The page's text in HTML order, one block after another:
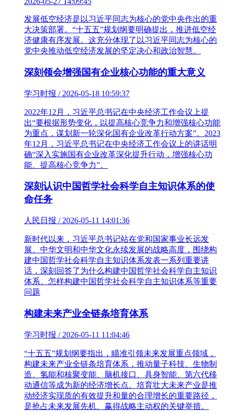
发展低空经济是以习近平同志为核心的党中央作出的重
大决策部署。“十五五”规划纲要明确提出，推进低空经
济健康有序发展。这充分体现了以习近平同志为核心的
党中央推动低空经济发展的坚定决心和政治智慧。
深刻领会增强国有企业核心功能的重大意义
学习时报 / 2026-05-18 10:59:37
2022年12月，习近平总书记在中央经济工作会议上提
出“要根据形势变化，以提高核心竞争力和增强核心功能
为重点，谋划新一轮深化国有企业改革行动方案”。2023
年12月，习近平总书记在中央经济工作会议上的讲话明
确“深入实施国有企业改革深化提升行动，增强核心功
能、提高核心竞争力”。
深刻认识中国哲学社会科学自主知识体系的使
命任务
人民日报 / 2026-05-11 14:01:36
新时代以来，习近平总书记站在党和国家事业长远发
展、中华文明和中华文化永续发展的战略高度，围绕构
建中国哲学社会科学自主知识体系发表一系列重要讲
话，深刻回答了为什么构建中国哲学社会科学自主知识
体系、怎样构建中国哲学社会科学自主知识体系等重要
问题
构建未来产业全链条培育体系
学习时报 / 2026-05-11 11:04:46
“十五五”规划纲要指出，瞄准引领未来发展重点领域，
构建未来产业全链条培育体系，推动量子科技、生物制
造、氢能和核聚变能、脑机接口、具身智能、第六代移
动通信等成为新的经济增长点。培育壮大未来产业是推
动经济实现质的有效提升和量的合理增长的重要路径，
是抢占未来发展先机、赢得战略主动权的关键举措。